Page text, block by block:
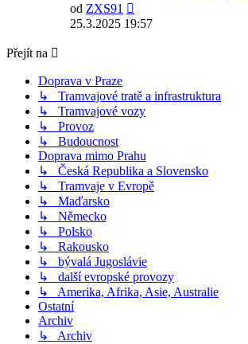
od ZXS91
poslední
25.3.2025 19:57
Přejít na
Doprava v Praze
↳ Tramvajové tratě a infrastruktura
↳ Tramvajové vozy
↳ Provoz
↳ Budoucnost
Doprava mimo Prahu
↳ Česká Republika a Slovensko
↳ Tramvaje v Evropě
↳ Maďarsko
↳ Německo
↳ Polsko
↳ Rakousko
↳ bývalá Jugoslávie
↳ další evropské provozy
↳ Amerika, Afrika, Asie, Australie
Ostatní
Archiv
↳ Archiv